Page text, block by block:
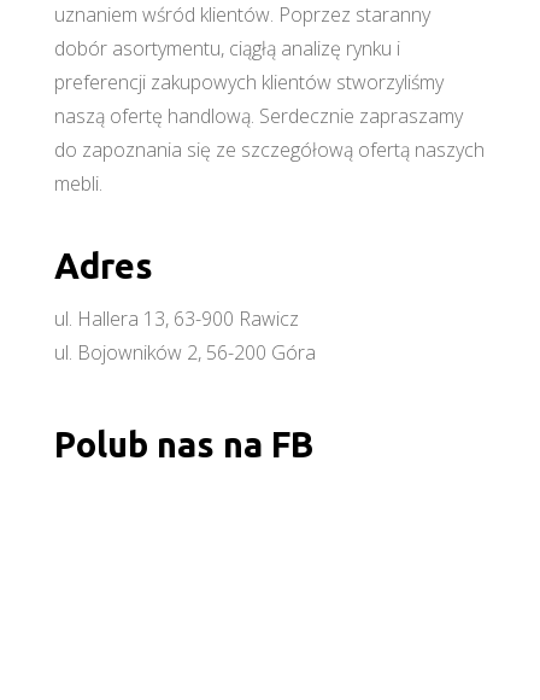
uznaniem wśród klientów. Poprzez staranny
dobór asortymentu, ciągłą analizę rynku i
preferencji zakupowych klientów stworzyliśmy
naszą ofertę handlową. Serdecznie zapraszamy
do zapoznania się ze szczegółową ofertą naszych
mebli.
Adres
ul. Hallera 13, 63-900 Rawicz
ul. Bojowników 2, 56-200 Góra
Polub nas na FB